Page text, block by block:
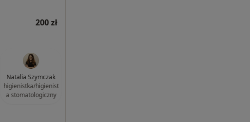
200 zł
Natalia Szymczak
higienistka/higienist
a stomatologiczny